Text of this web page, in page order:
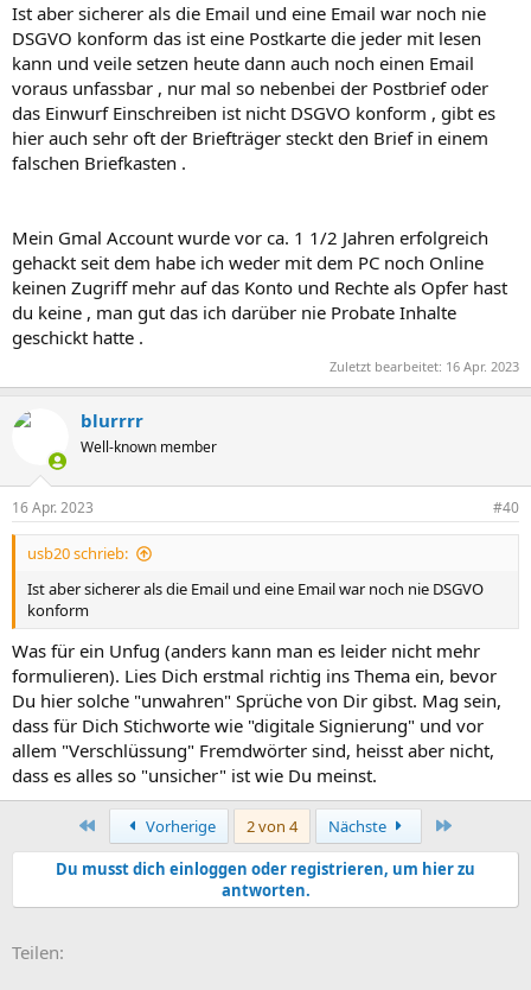
Ist aber sicherer als die Email und eine Email war noch nie
DSGVO konform das ist eine Postkarte die jeder mit lesen
kann und veile setzen heute dann auch noch einen Email
voraus unfassbar , nur mal so nebenbei der Postbrief oder
das Einwurf Einschreiben ist nicht DSGVO konform , gibt es
hier auch sehr oft der Briefträger steckt den Brief in einem
falschen Briefkasten .
Mein Gmal Account wurde vor ca. 1 1/2 Jahren erfolgreich
gehackt seit dem habe ich weder mit dem PC noch Online
keinen Zugriff mehr auf das Konto und Rechte als Opfer hast
du keine , man gut das ich darüber nie Probate Inhalte
geschickt hatte .
Zuletzt bearbeitet: 16 Apr. 2023
blurrrr
Well-known member
16 Apr. 2023 #40
usb20 schrieb:
Ist aber sicherer als die Email und eine Email war noch nie DSGVO
konform
Was für ein Unfug (anders kann man es leider nicht mehr
formulieren). Lies Dich erstmal richtig ins Thema ein, bevor
Du hier solche "unwahren" Sprüche von Dir gibst. Mag sein,
dass für Dich Stichworte wie "digitale Signierung" und vor
allem "Verschlüssung" Fremdwörter sind, heisst aber nicht,
dass es alles so "unsicher" ist wie Du meinst.
Erste Vorherige 2 von 4 Nächste
Du musst dich einloggen oder registrieren, um hier zu
antworten.
Teilen: